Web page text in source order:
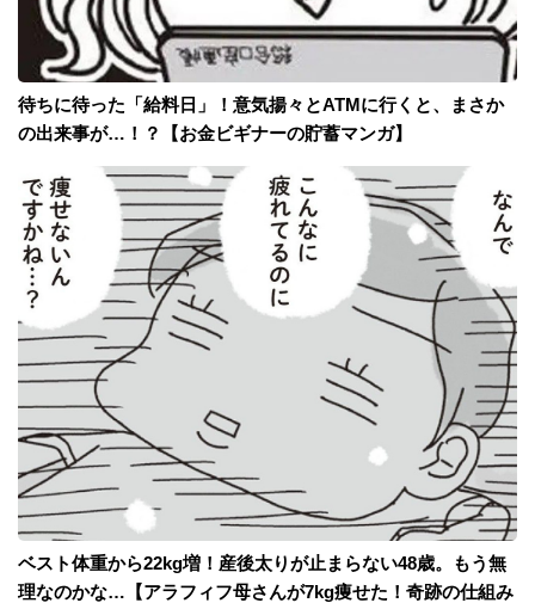
待ちに待った「給料日」！意気揚々とATMに行くと、まさか
の出来事が…！？【お金ビギナーの貯蓄マンガ】
ベスト体重から22kg増！産後太りが止まらない48歳。もう無
理なのかな…【アラフィフ母さんが7kg痩せた！奇跡の仕組み